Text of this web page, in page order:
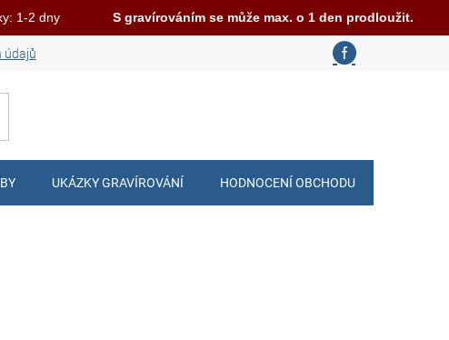
1-2 dny
S gravírováním se může max. o 1 den prodloužit.
údajů
UKÁZKY GRAVÍROVÁNÍ HODNOCENÍ OBCHODU